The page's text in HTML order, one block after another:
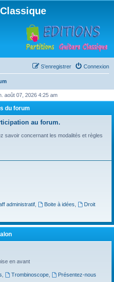
Connexion
S’enregistrer
août 07, 2026 4:25 am
du forum
au forum.
savoir concernant les modalités et règles
administratif, Boite à idées
Droit
en avant
Trombinoscope,
Présentez-nous